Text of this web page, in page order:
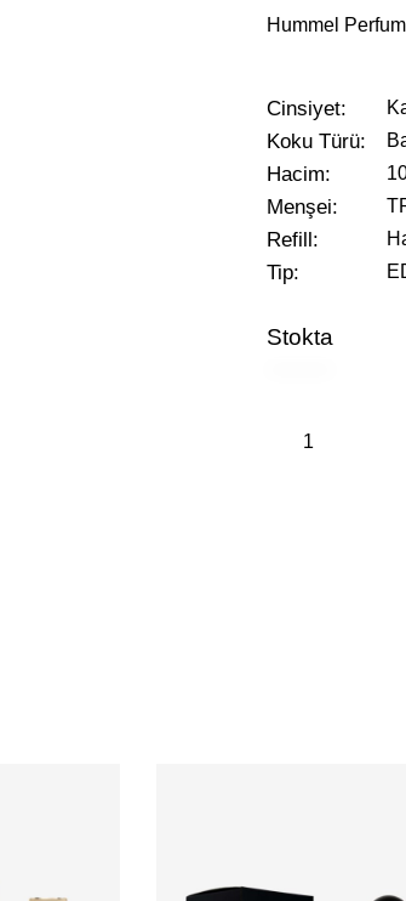
Hummel
Cinsiyet
Koku Türü
Hacim
Menşei
Refill
Tip
Stokta